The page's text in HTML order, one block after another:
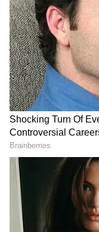
நிலையில்
என்பது
ஏசியாநெட்